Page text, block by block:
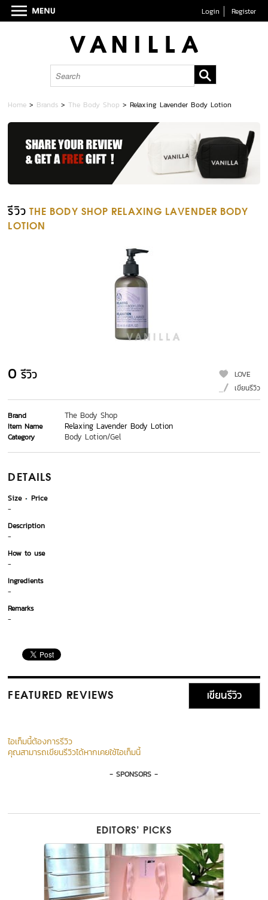
Login Register
Home > Brands >The Body Shop >Relaxing Lavender Body Lotion
รีวิว THE BODY SHOP RELAXING LAVENDER BODY
LOTION
0 รีวิว
LOVE
เขียนรีวิว
Brand The Body Shop
Item Name Relaxing Lavender Body Lotion
Category Body Lotion/Gel
DETAILS
Size
Price
-
Description
-
How to use
-
Ingredients
-
Remarks
-
FEATURED REVIEWS เขียนรีวิว
ไอเท็มนี้ต้องการรีวิว
คุณสามารถเขียนรีวิวได้หากเคยใช้ไอเท็มนี้
- SPONSORS -
EDITORS’ PICKS